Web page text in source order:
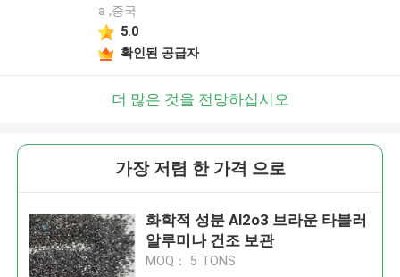
a ,중국
5.0
확인된 공급자
더 많은 것을 전망하십시오
가장 저렴 한 가격 으로
화학적 성분 Al2o3 브라운 타블러
알루미나 건조 보관
MOQ： 5 TONS